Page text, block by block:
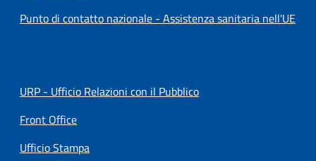
Punto di contatto nazionale - Assistenza sanitaria nell'UE
URP - Ufficio Relazioni con il Pubblico
Front Office
Ufficio Stampa